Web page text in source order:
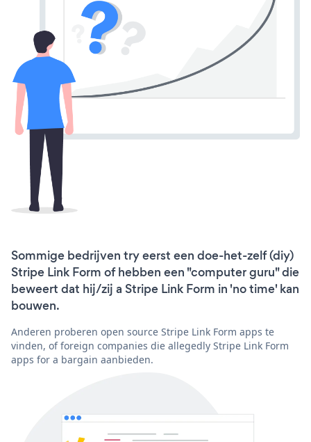
Sommige bedrijven try eerst een doe-het-zelf (diy)
Stripe Link Form of hebben een "computer guru" die
beweert dat hij/zij a Stripe Link Form in 'no time' kan
bouwen.
Anderen proberen open source Stripe Link Form apps te
vinden, of foreign companies die allegedly Stripe Link Form
apps for a bargain aanbieden.